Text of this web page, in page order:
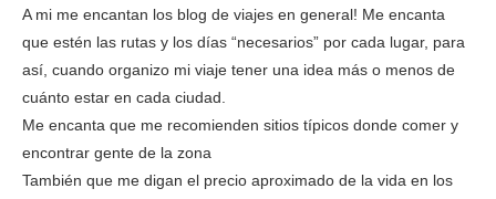
A mi me encantan los blog de viajes en general! Me encanta
que estén las rutas y los días “necesarios” por cada lugar, para
así, cuando organizo mi viaje tener una idea más o menos de
cuánto estar en cada ciudad.
Me encanta que me recomienden sitios típicos donde comer y
encontrar gente de la zona
También que me digan el precio aproximado de la vida en los